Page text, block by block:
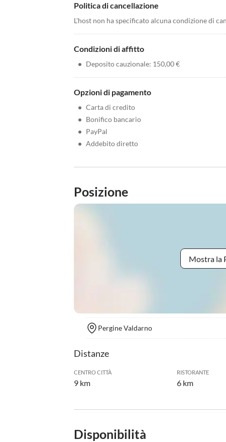
Politica di cancellazione
L'host non ha specificato alcuna condizione di
Condizioni di affitto
• Deposito cauzionale: 150,00 €
Opzioni di pagamento
• Carta di credito
• Bonifico bancario
• PayPal
• Addebito diretto
Posizione
Mostra la
Pergine Valdarno
Distanze
CENTRO CITTÀ
9 km
RISTORANTE
6 km
Disponibilità